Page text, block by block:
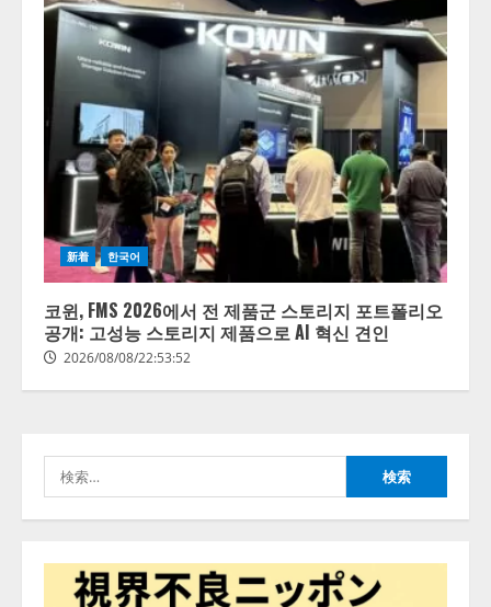
新着 한국어
코윈, FMS 2026에서 전 제품군 스토리지 포트폴리오
공개: 고성능 스토리지 제품으로 AI 혁신 견인
2026/08/08/22:53:52
索:
2
【開催報告】次世代AIプラットフ
ォーム「TAIZA」および新サービ
スに関する記者発表会を開催
2026/08/07/17:53:45
【2026年企業のAI導入・活用に関
きている企業は26.8％。AI導入企
業の68.0％が、自社でのAI導入・